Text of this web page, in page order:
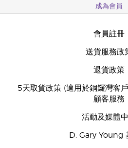
成為會員
會員註冊
送貨服務政
退貨政策
5天取貨政策 (適用於銅鑼灣客
顧客服務
活動及媒體
D. Gary Young